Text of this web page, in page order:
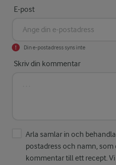
E-post
Din e-postadress syns inte
Skriv din kommentar
Arla samlar in och
postadress och namn,
kommentar till ett recept.